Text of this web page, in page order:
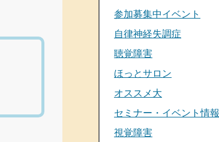
参加募集中イベント
自律神経失調症
聴覚障害
ほっとサロン
オススメ大
セミナー・イベント情報
視覚障害